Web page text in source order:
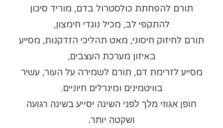
תורם להפחתת כולסטרול בדם, מוריד סיכון
להתקפי לב, מכיל נוגדי חימצון,
תורם לחיזוק חיסוני, מאט תהליכי הזדקנות, מסייע
באיזון מערכת העצבים,
מסייע לזרימת דם, תורם לשמירה על העור, עשיר
בוויטמינים ומינרלים חיוניים.
חופן אגוזי מלך לפני השינה יסייע בשינה רגועה
ושקטה יותר.